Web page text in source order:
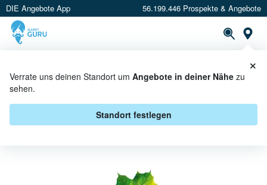
DIE Angebote App 56.199.446 Prospekte & Angebote
Verrate uns deinen Standort um Angebote in deiner Nähe zu
sehen.
Standort festlegen
×
TEINACHER BEI SCHLUCKSPECHT
GETRÄNKE - ANGEBOTE &
AKTIONEN